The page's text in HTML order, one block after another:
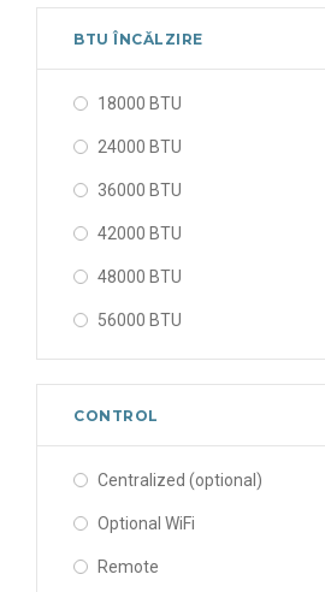
BTU ÎNCĂLZIRE
18000 BTU
24000 BTU
36000 BTU
42000 BTU
48000 BTU
56000 BTU
CONTROL
Centralized (optional)
Optional WiFi
Remote